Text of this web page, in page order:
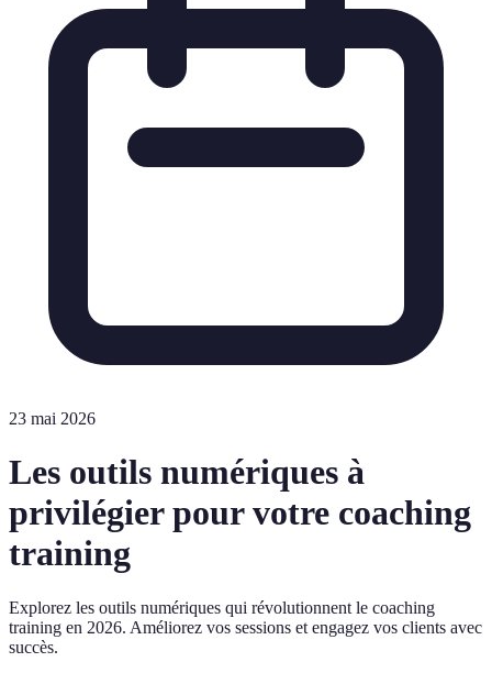
23 mai 2026
Les outils numériques à
privilégier pour votre coaching
training
Explorez les outils numériques qui révolutionnent le coaching
training en 2026. Améliorez vos sessions et engagez vos clients avec
succès.